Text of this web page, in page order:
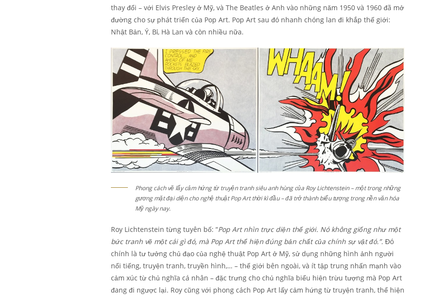
thay đổi – với Elvis Presley ở Mỹ, và The Beatles ở Anh vào những năm 1950 và 1960 đã mở
đường cho sự phát triển của Pop Art. Pop Art sau đó nhanh chóng lan đi khắp thế giới:
Nhật Bản, Ý, Bỉ, Hà Lan và còn nhiều nữa.
Phong cách vẽ lấy cảm hứng từ truyện tranh siêu anh hùng của Roy Lichtenstein – một trong những
gương mặt đại diện cho nghệ thuật Pop Art thời kì đầu – đã trở thành biểu tượng trong nền văn hóa
Mỹ ngày nay.
Roy Lichtenstein từng tuyên bố: “Pop Art nhìn trực diện thế giới. Nó không giống như một
bức tranh vẽ một cái gì đó, mà Pop Art thể hiện đúng bản chất của chính sự vật đó.”. Đó
chính là tư tưởng chủ đạo của nghệ thuật Pop Art ở Mỹ, sử dụng những hình ảnh người
nổi tiếng, truyện tranh, truyền hình,… – thế giới bên ngoài, và ít tập trung nhấn mạnh vào
cảm xúc từ chủ nghĩa cá nhân – đặc trưng cho chủ nghĩa biểu hiện trừu tượng mà Pop Art
đang đi ngược lại. Roy cũng với phong cách Pop Art lấy cảm hứng từ truyện tranh, thể hiện